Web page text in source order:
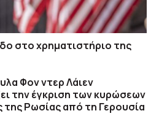
στο χρηματιστήριο της
Φον ντερ Λάιεν
την έγκριση των κυρώσεων
της Ρωσίας από τη Γερουσία